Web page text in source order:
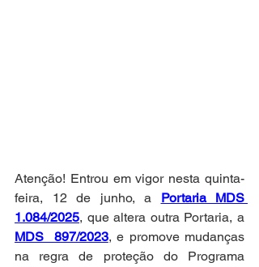
Atenção! Entrou em vigor nesta quinta-
feira, 12 de junho, a Portaria MDS
1.084/2025
MDS  897/2023, e promove mudanças
na regra de proteção do Programa